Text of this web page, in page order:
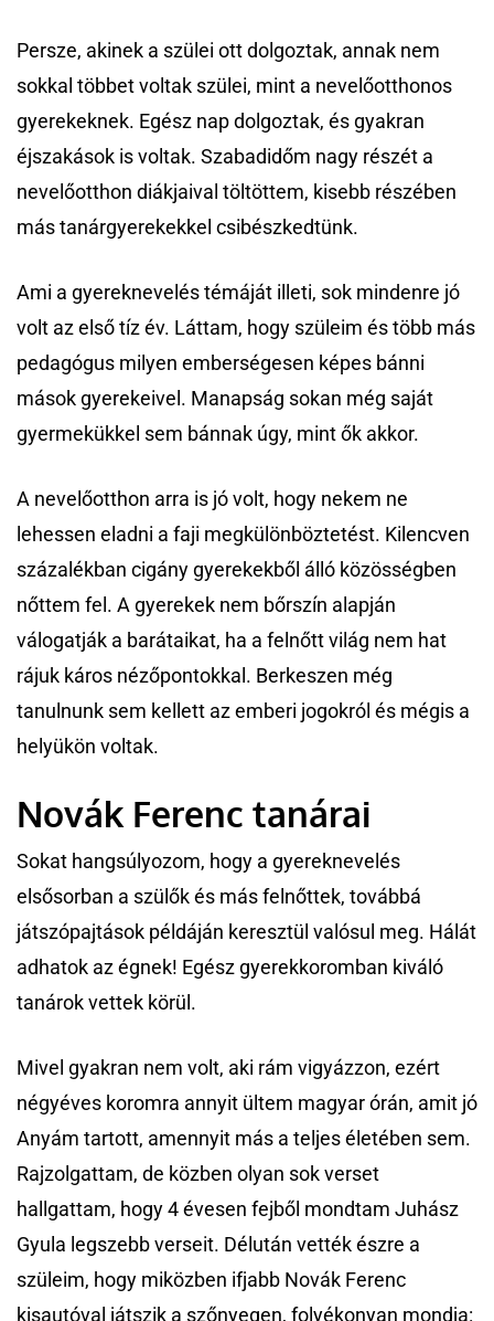
Persze, akinek a szülei ott dolgoztak, annak nem
sokkal többet voltak szülei, mint a nevelőotthonos
gyerekeknek. Egész nap dolgoztak, és gyakran
éjszakások is voltak. Szabadidőm nagy részét a
nevelőotthon diákjaival töltöttem, kisebb részében
más tanárgyerekekkel csibészkedtünk.
Ami a gyereknevelés témáját illeti, sok mindenre jó
volt az első tíz év. Láttam, hogy szüleim és több más
pedagógus milyen emberségesen képes bánni
mások gyerekeivel. Manapság sokan még saját
gyermekükkel sem bánnak úgy, mint ők akkor.
A nevelőotthon arra is jó volt, hogy nekem ne
lehessen eladni a faji megkülönböztetést. Kilencven
százalékban cigány gyerekekből álló közösségben
nőttem fel. A gyerekek nem bőrszín alapján
válogatják a barátaikat, ha a felnőtt világ nem hat
rájuk káros nézőpontokkal. Berkeszen még
tanulnunk sem kellett az emberi jogokról és mégis a
helyükön voltak.
Novák Ferenc tanárai
Sokat hangsúlyozom, hogy a gyereknevelés
elsősorban a szülők és más felnőttek, továbbá
játszópajtások példáján keresztül valósul meg. Hálát
adhatok az égnek! Egész gyerekkoromban kiváló
tanárok vettek körül.
Mivel gyakran nem volt, aki rám vigyázzon, ezért
négyéves koromra annyit ültem magyar órán, amit jó
Anyám tartott, amennyit más a teljes életében sem.
Rajzolgattam, de közben olyan sok verset
hallgattam, hogy 4 évesen fejből mondtam Juhász
Gyula legszebb verseit. Délután vették észre a
szüleim, hogy miközben ifjabb Novák Ferenc
kisautóval játszik a szőnyegen, folyékonyan mondja: